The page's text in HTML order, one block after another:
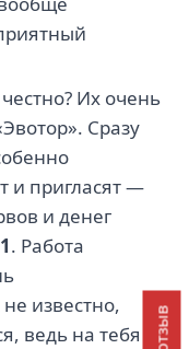
Их очень
Сразу
и пригласят —
и денег
1. Работа
известно,
ведь на тебя